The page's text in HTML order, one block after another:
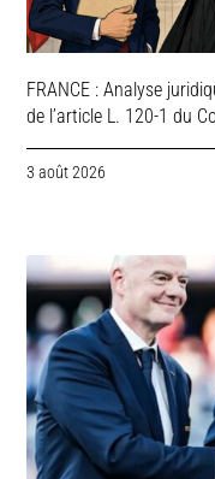
FRANCE : Analyse
de l’article L. 120-1 du
3 août 2026